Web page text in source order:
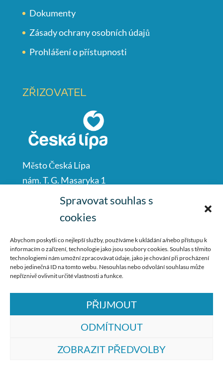
Spravovat souhlas s
cookies
Abychom poskytli co nejlepší služby, používáme k ukládání a/nebo přístupu k
informacím o zařízení, technologie jako jsou soubory cookies. Souhlas s těmito
technologiemi nám umožní zpracovávat údaje, jako je chování při procházení
nebo jedinečná ID na tomto webu. Nesouhlas nebo odvolání souhlasu může
nepříznivě ovlivnit určité vlastnosti a funkce.
PŘIJMOUT
ODMÍTNOUT
ZOBRAZIT PŘEDVOLBY
Dokumenty
Zásady ochrany osobních údajů
Prohlášení o přístupnosti
ZŘIZOVATEL
Město Česká Lípa
nám. T. G. Masaryka 1
Česká Lípa
487 881 111
podatelna@mucl.cz